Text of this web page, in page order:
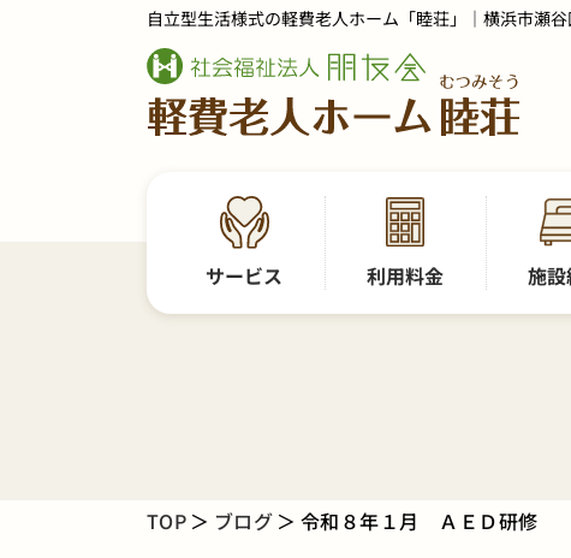
自立型生活様式の軽費老人ホーム「睦荘」｜横浜市瀬
サービス 利用料金 施
TOP ブログ 令和８年１月 ＡＥＤ研修